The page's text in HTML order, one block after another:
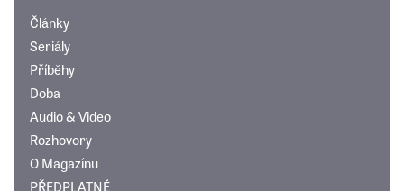
Články
Seriály
Příběhy
Doba
Audio & Video
Rozhovory
O Magazínu
PŘEDPLATNÉ